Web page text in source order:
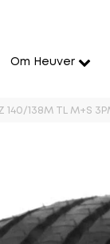
Om Heuver
140/138M TL M+S